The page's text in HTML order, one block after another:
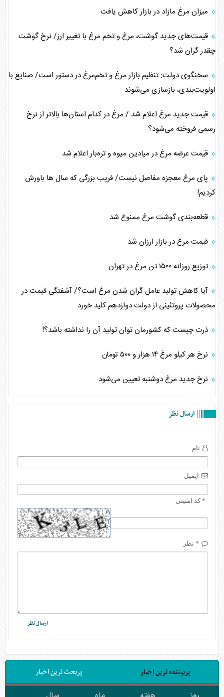
میزان مرغ مازاد در بازار کاهش یافت
قیمت‌های جدید گوشت، مرغ و تخم مرغ با تغییر ارز/ نرخ گوشت
چقدر گران شد؟
سخنگوی دولت: تنظیم بازار مرغ و تخم‌مرغ در دستور است/ صنایع با
اولویت‌بندی، بازسازی می‌شوند
قیمت جدید مرغ اعلام شد / مرغ در کدام استان‌ها بالاتر از نرخ
رسمی فروخته می‌شود؟
قیمت عرضه مرغ در میادین میوه و تره‌بار اعلام شد
پای مرغ معجزه مفاصل نیست/ فریب بزرگی که سال ها باورش
کردیم!
قطعه‌بندی گوشت مرغ ممنوع شد
قیمت مرغ در بازار ارزان شد
توزیع روزانه ۱۵۰۰ تن مرغ در تهران
آیا کاهش تولید عامل گران شدن مرغ است؟/ آشفتگی قیمت در
محصولات پروتئینی از دولت دوازدهم کلید خورد‌
ذرت چیست که کشورمان توان تولید آن را نداشته باشد؟!
نرخ هر کیلو مرغ ۱۴ هزار و ۵۰۰ تومان
نرخ جدید مرغ دوشنبه تعیین می‌شود
ارسال نظر
نام
ایمیل
* کد امنیتی
* نظر
پربیننده ترین اخبار پربحث ترین اخبار